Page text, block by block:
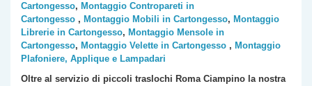
Cartongesso, Montaggio Contropareti in
Cartongesso , Montaggio Mobili in Cartongesso, Montaggio
Librerie in Cartongesso, Montaggio Mensole in
Cartongesso, Montaggio Velette in Cartongesso , Montaggio
Plafoniere, Applique e Lampadari
Oltre al servizio di piccoli traslochi Roma Ciampino la nostra